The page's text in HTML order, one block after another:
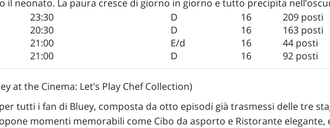
il neonato. La paura cresce di giorno in giorno e tutto precipita
23:30 D 16
209 posti
20:30 D 16
163 posti
21:00 E/d 16
44 posti
21:00 D 16 92 posti
at the Cinema: Let’s Play Chef Collection)
tutti i fan di Bluey, composta da otto episodi già trasmessi delle tre
momenti memorabili come Cibo da asporto e Ristorante elegante,